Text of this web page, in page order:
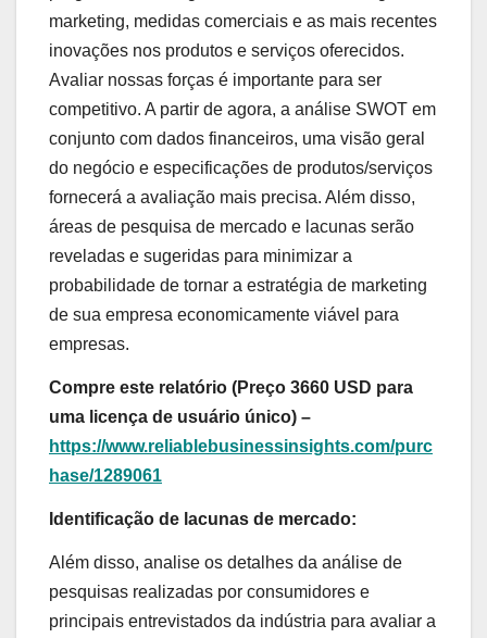
marketing, medidas comerciais e as mais recentes
inovações nos produtos e serviços oferecidos.
Avaliar nossas forças é importante para ser
competitivo. A partir de agora, a análise SWOT em
conjunto com dados financeiros, uma visão geral
do negócio e especificações de produtos/serviços
fornecerá a avaliação mais precisa. Além disso,
áreas de pesquisa de mercado e lacunas serão
reveladas e sugeridas para minimizar a
probabilidade de tornar a estratégia de marketing
de sua empresa economicamente viável para
empresas.
Compre este relatório (Preço 3660 USD para
uma licença de usuário único) –
https://www.reliablebusinessinsights.com/purc
hase/1289061
Identificação de lacunas de mercado:
Além disso, analise os detalhes da análise de
pesquisas realizadas por consumidores e
principais entrevistados da indústria para avaliar a